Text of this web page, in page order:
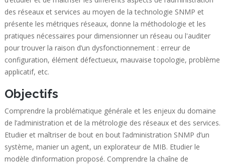
des réseaux et services au moyen de la technologie SNMP et
présente les métriques réseaux, donne la méthodologie et les
pratiques nécessaires pour dimensionner un réseau ou l'auditer
pour trouver la raison d’un dysfonctionnement : erreur de
configuration, élément défectueux, mauvaise topologie, problème
applicatif, etc.
Objectifs
Comprendre la problématique générale et les enjeux du domaine
de l’administration et de la métrologie des réseaux et des services.
Etudier et maîtriser de bout en bout l’administration SNMP d’un
système, manier un agent, un explorateur de MIB. Etudier le
modèle d’information proposé. Comprendre la chaîne de